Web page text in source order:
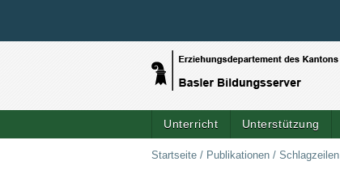
Unterricht Unterstützung
Startseite / Publikationen / Schlagzeilen